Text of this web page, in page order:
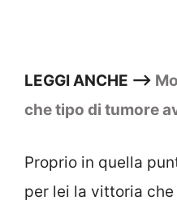
LEGGI ANCHE –>
che tipo di tumore
Proprio in quella
per lei la vittoria